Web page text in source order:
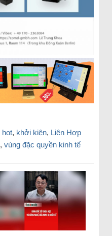
hot, khởi kiện, Liên Hợp
, vùng đặc quyền kinh tế